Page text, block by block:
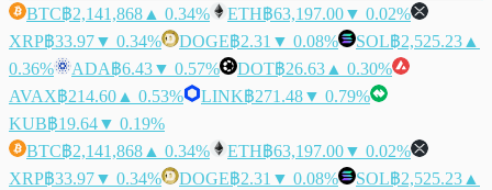
BTC฿2,141,868 ▲ 0.34% ETH฿63,197.00▼ 0.02%
XRP฿33.97▼ 0.34% DOGE฿2.31 ▼ 0.08% SOL฿2,525.23 ▲
0.36%
ADA฿6.43▼ 0.57% DOT฿26.63 ▲ 0.30%
AVAX฿214.60 ▲ 0.53% LINK฿271.48▼ 0.79%
KUB฿19.64▼ 0.19%
BTC฿2,141,868 ▲ 0.34% ETH฿63,197.00▼ 0.02%
XRP฿33.97▼ 0.34% DOGE฿2.31 ▼ 0.08% SOL฿2,525.23 ▲